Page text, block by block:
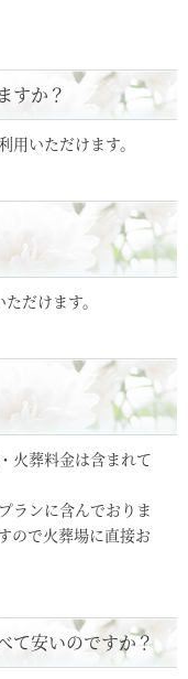
すか？
いただけます。
だけます。
火葬料金は含まれて
ランに含んでおりま
ので火葬場に直接お
て安いのですか？